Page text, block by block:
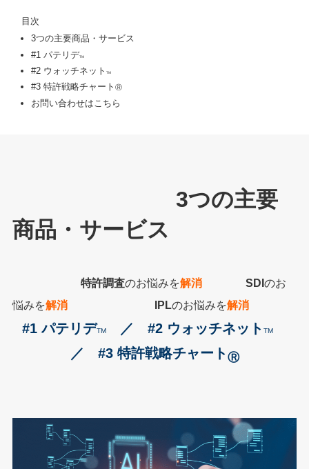
目次
3つの主要商品・サービス
#1 パテリデTM
#2 ウォッチネット TM
#3 特許戦略チャート Ⓡ
お問い合わせはこちら
3つの主要
商品・サービス
特許調査のお悩みを解消_______ SDI のお
悩みを解消______________ IPLのお悩みを解消
#1 パテリデTM ／ #2 ウォッチネット TM
／ #3 特許戦略チャートⓇ